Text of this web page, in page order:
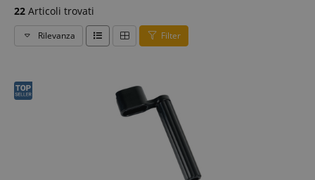
22 Articoli trovati
Rilevanza Filter